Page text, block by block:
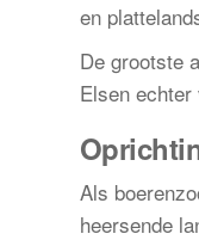
en
De grootste
Elsen
Als
heersende